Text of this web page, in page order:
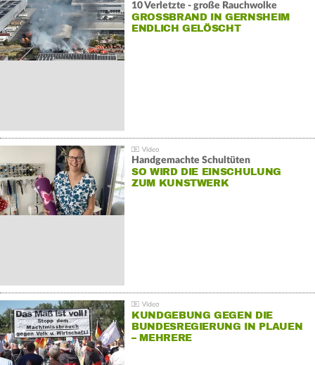
10 Verletzte - große Rauchwolke
GROSSBRAND IN GERNSHEIM E
NDLICH GELÖSCHT
Handgemachte Schultüten
SO WIRD DIE EINSCHULUNG
ZUM KUNSTWERK
KUNDGEBUNG GEGEN DIE
BUNDESREGIERUNG IN PLAUEN
– MEHRERE